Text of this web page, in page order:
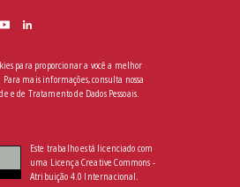
para proporcionar a você a melhor
mais informações, consulta nossa
e de Tratamento de Dados Pessoais.
Este trabalho está licenciado com
uma Licença Creative Commons -
Atribuição 4.0 Internacional.